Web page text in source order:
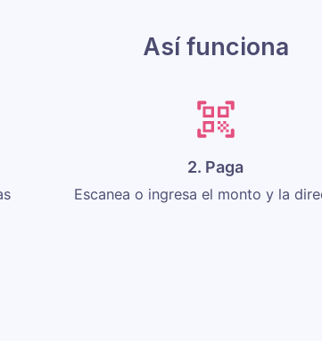
Así funciona
2. Paga
Escanea o ingresa el monto y la